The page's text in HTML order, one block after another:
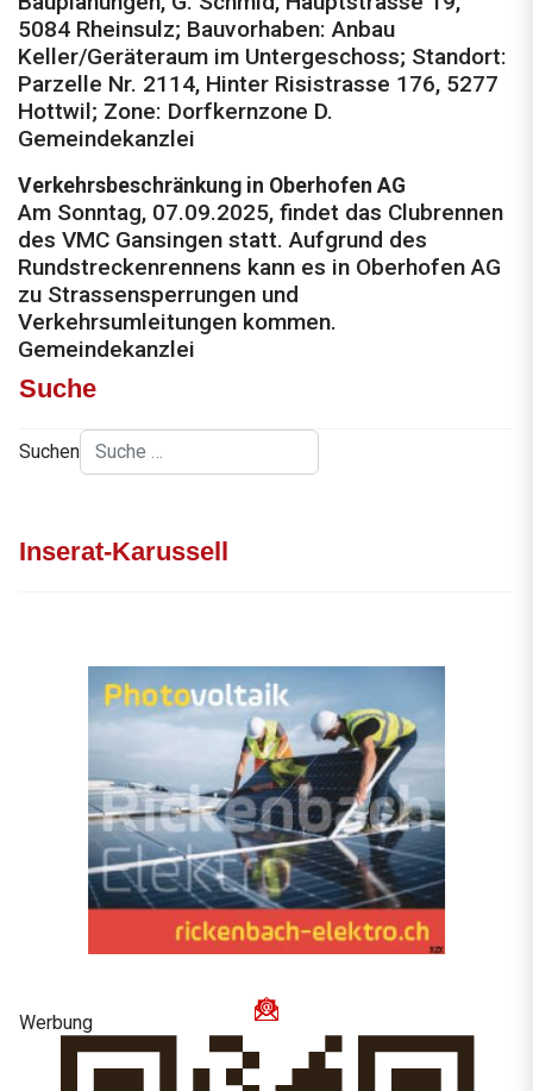
5084 Rheinsulz; Bauvorhaben: Anbau
Keller/Geräteraum im Untergeschoss; Standort:
Parzelle Nr. 2114, Hinter Risistrasse 176, 5277
Hottwil; Zone: Dorfkernzone D.
Gemeindekanzlei
Verkehrsbeschränkung in ­Oberhofen AG
Am Sonntag, 07.09.2025, findet das Clubrennen
des VMC Gansingen statt. Aufgrund des
Rundstreckenrennens kann es in Oberhofen AG
zu Strassensperrungen und
Verkehrsumleitungen kommen.
Gemeindekanzlei
Suche
Suchen
Inserat-Karussell
Werbung